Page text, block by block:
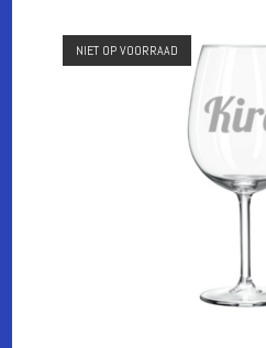
NIET OP VOORRAAD